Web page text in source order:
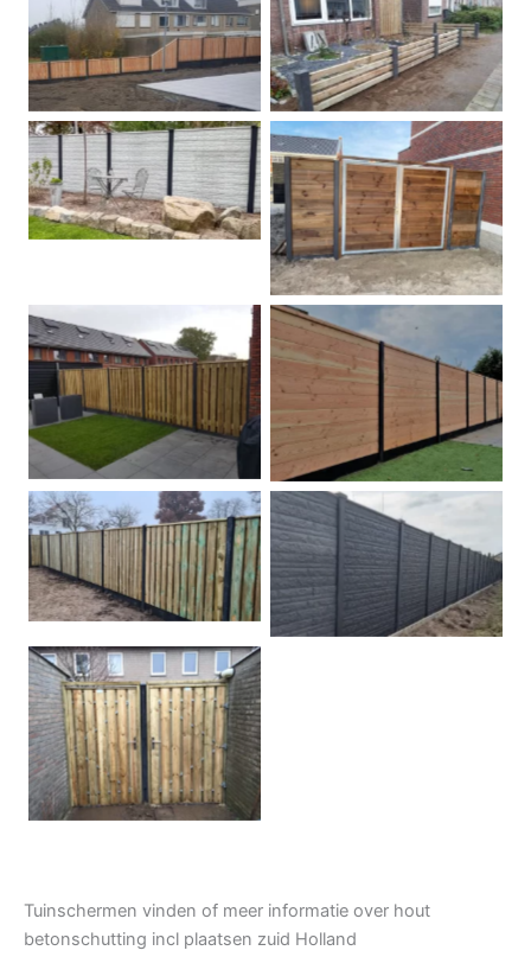
Douglas schutting Tuinhek voortuin
Betonschutting
Dubbele poort
Betonpalen schutting Douglas
Hout beton schuttingen Rots motief antraciet
Tuindeur grenen
Tuinschermen vinden of meer informatie over hout
betonschutting incl plaatsen zuid Holland